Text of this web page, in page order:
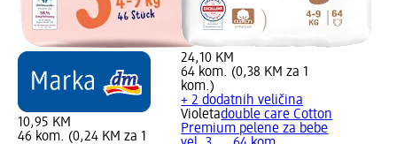
10,95 KM
46 kom. (0,24 KM za 1
24,10 KM
64 kom. (0,38 KM za 1
kom.)
+ 2 dodatnih veličina
Violetadouble care Cotton
Premium pelene za bebe